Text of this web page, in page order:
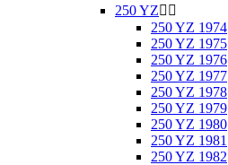
250 YZ 
250 YZ 1974
250 YZ 1975
250 YZ 1976
250 YZ 1977
250 YZ 1978
250 YZ 1979
250 YZ 1980
250 YZ 1981
250 YZ 1982